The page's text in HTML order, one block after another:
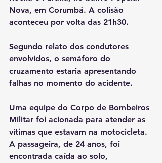
Nova, em Corumbá. A colisão
aconteceu por volta das 21h30.
Segundo relato dos condutores
envolvidos, o semáforo do
cruzamento estaria apresentando
falhas no momento do acidente.
Uma equipe do Corpo de Bombeiros
Militar foi acionada para atender as
vítimas que estavam na motocicleta.
A passageira, de 24 anos, foi
encontrada caída ao solo,